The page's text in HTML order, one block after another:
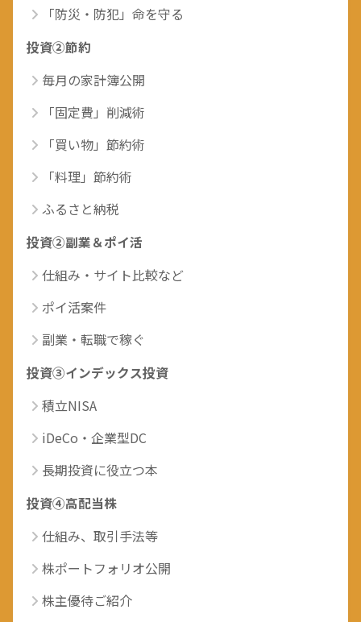
「防災・防犯」命を守る
投資②節約
毎月の家計簿公開
「固定費」削減術
「買い物」節約術
「料理」節約術
ふるさと納税
投資②副業＆ポイ活
仕組み・サイト比較など
ポイ活案件
副業・転職で稼ぐ
投資③インデックス投資
積立NISA
iDeCo・企業型DC
長期投資に役立つ本
投資④高配当株
仕組み、取引手法等
株ポートフォリオ公開
株主優待ご紹介